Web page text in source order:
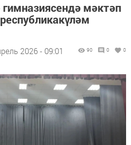
мәктәп
2026 - 09:01 90 0 0